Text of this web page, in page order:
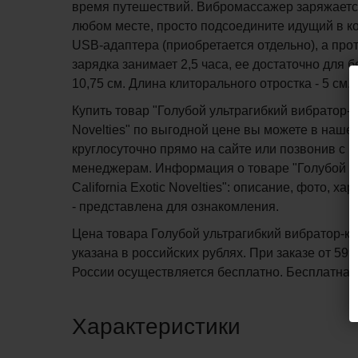
время путешествий. Вибромассажер
любом месте, просто подсоедините идущий в
USB-адаптера (приобретается отдельно), а
зарядка занимает 2,5 часа, ее достаточно
10,75 см. Длина клиторального отростка - 5 см.,
Купить товар "Голубой ультрагибкий
Novelties" по выгодной цене вы можете в
круглосуточно прямо на сайте или позвонив
менеджерам. Информация о товаре "Голубой
California Exotic Novelties": описание, фото,
- представлена для ознакомления.
Цена товара Голубой ультрагибкий вибратор-
указана в российских рублях. При заказе от
России осуществляется бесплатно. Бесплатная
Характеристики